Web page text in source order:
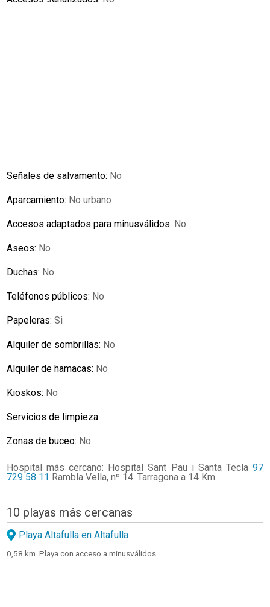
Señales de salvamento: No
Aparcamiento: No urbano
Accesos adaptados para minusválidos: No
Aseos: No
Duchas: No
Teléfonos públicos: No
Papeleras:Si
Alquiler de sombrillas: No
Alquiler de hamacas: No
Kioskos: No
Servicios de limpieza:
Zonas de buceo: No
Hospital más cercano: Hospital Sant Pau i Santa Tecla 97
729 58 11 Rambla Vella, nº 14. Tarragona a 14 Km
10 playas más cercanas
Playa Altafulla en Altafulla
0,58 km. Playa con acceso a minusválidos